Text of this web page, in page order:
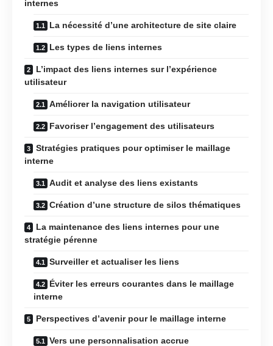
internes
La nécessité d’une architecture de site claire
Les types de liens internes
L’impact des liens internes sur l’expérience
utilisateur
Améliorer la navigation utilisateur
Favoriser l’engagement des utilisateurs
Stratégies pratiques pour optimiser le maillage
interne
Audit et analyse des liens existants
Création d’une structure de silos thématiques
La maintenance des liens internes pour une
stratégie pérenne
Surveiller et actualiser les liens
Éviter les erreurs courantes dans le maillage
interne
Perspectives d’avenir pour le maillage interne
Vers une personnalisation accrue